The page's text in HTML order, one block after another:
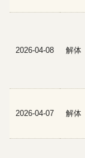
2026-04-08 解体
2026-04-07 解体